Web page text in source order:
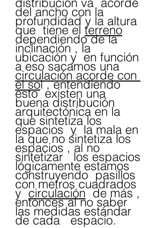
del ancho con la
profundidad y la altura
que  tiene el terreno
dependiendo de la
inclinación , la
ubicación y  en función
a eso sacamos una
circulación acorde con
el sol , entendiendo
esto  existen una
buena distribución
arquitectónica en la
que sintetiza los
espacios  y  la mala en
la que no sintetiza los
espacios , al no
sintetizar   los espacios
lógicamente estamos
construyendo  pasillos
con metros cuadrados
y circulación
  de más ,
entonces al no saber
las medidas estándar
de cada   espacio.